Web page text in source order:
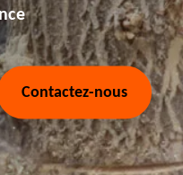
Contactez-nous